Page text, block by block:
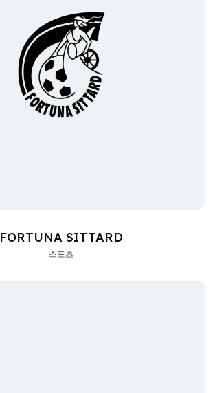
FORTUNA SITTARD
스포츠